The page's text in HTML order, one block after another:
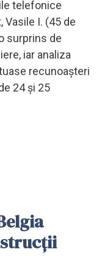
telefonice
I. (45 de
surprins de
iar analiza
recunoașteri
24 și 25